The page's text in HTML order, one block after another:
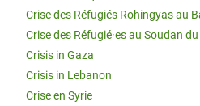
Crise des Réfugiés Rohingyas au
Crise des Réfugié·es au Soudan du
Crisis in Gaza
Crisis in Lebanon
Crise en Syrie